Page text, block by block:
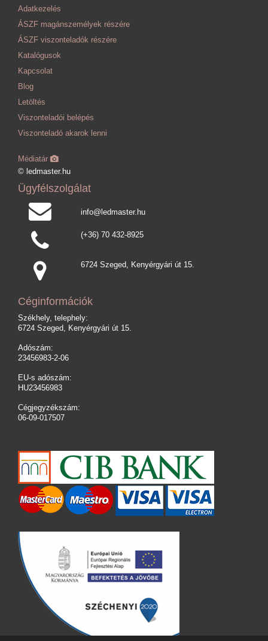
Adatkezelés
ÁSZF magánszemélyek részére
ÁSZF viszonteladók részére
Katalógusok
Kapcsolat
Blog
Letöltés
Viszonteladói belépés
Viszonteladó akarok lenni
Médiatár
© ledmaster.hu
Ügyfélszolgálat
info@ledmaster.hu
(+36) 70 432-8925
6724 Szeged, Kenyérgyári út 15.
Céginformációk
Székhely, telephely:
6724 Szeged, Kenyérgyári út 15.
Adószám:
23456983-2-06
EU-s adószám:
HU23456983
Cégjegyzékszám:
06-09-017507